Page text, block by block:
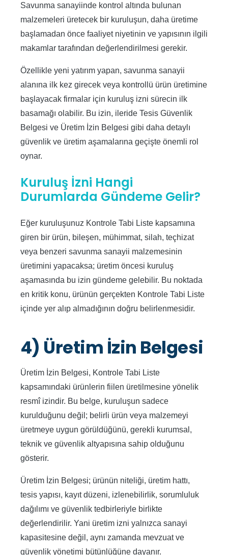
Savunma sanayiinde kontrol altında bulunan
malzemeleri üretecek bir kuruluşun, daha üretime
başlamadan önce faaliyet niyetinin ve yapısının ilgili
makamlar tarafından değerlendirilmesi gerekir.
Özellikle yeni yatırım yapan, savunma sanayii
alanına ilk kez girecek veya kontrollü ürün üretimine
başlayacak firmalar için kuruluş izni sürecin ilk
basamağı olabilir. Bu izin, ileride Tesis Güvenlik
Belgesi ve Üretim İzin Belgesi gibi daha detaylı
güvenlik ve üretim aşamalarına geçişte önemli rol
oynar.
Kuruluş İzni Hangi
Durumlarda Gündeme Gelir?
Eğer kuruluşunuz Kontrole Tabi Liste kapsamına
giren bir ürün, bileşen, mühimmat, silah, teçhizat
veya benzeri savunma sanayii malzemesinin
üretimini yapacaksa; üretim öncesi kuruluş
aşamasında bu izin gündeme gelebilir. Bu noktada
en kritik konu, ürünün gerçekten Kontrole Tabi Liste
içinde yer alıp almadığının doğru belirlenmesidir.
4) Üretim İzin Belgesi
Üretim İzin Belgesi, Kontrole Tabi Liste
kapsamındaki ürünlerin fiilen üretilmesine yönelik
resmî izindir. Bu belge, kuruluşun sadece
kurulduğunu değil; belirli ürün veya malzemeyi
üretmeye uygun görüldüğünü, gerekli kurumsal,
teknik ve güvenlik altyapısına sahip olduğunu
gösterir.
Üretim İzin Belgesi; ürünün niteliği, üretim hattı,
tesis yapısı, kayıt düzeni, izlenebilirlik, sorumluluk
dağılımı ve güvenlik tedbirleriyle birlikte
değerlendirilir. Yani üretim izni yalnızca sanayi
kapasitesine değil, aynı zamanda mevzuat ve
güvenlik yönetimi bütünlüğüne dayanır.